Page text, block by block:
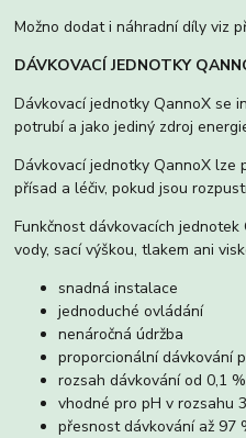
Možno dodat i náhradní díly viz
DÁVKOVACÍ JEDNOTKY
Dávkovací jednotky QannoX se
potrubí a jako jediný zdroj
Dávkovací jednotky QannoX lze
přísad a léčiv, pokud jsou
Funkčnost dávkovacích
vody, sací výškou, tlakem ani
snadná instalace
jednoduché ovládání
nenáročná údržba
proporcionální dávkování
rozsah dávkování od 0,1 %
vhodné pro pH v rozsahu
přesnost dávkování až 97